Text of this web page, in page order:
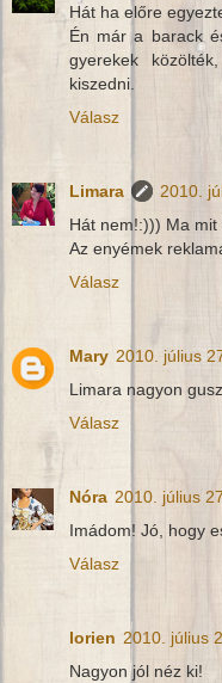
Hát ha előre
Én már a barack
gyerekek
kiszedni.
Válasz
Limara
2010.
Hát nem!:))) Ma
Az enyémek
Válasz
Mary 2010. július
Limara nagyon
Válasz
Nóra 2010. július
Imádom! Jó, hogy
Válasz
lorien 2010. július
Nagyon jól néz ki!